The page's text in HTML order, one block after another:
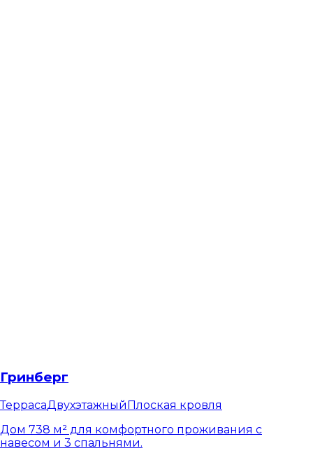
Гринберг
ТеррасаДвухэтажныйПлоская кровля
Дом 738 м² для комфортного проживания с
навесом и 3 спальнями.